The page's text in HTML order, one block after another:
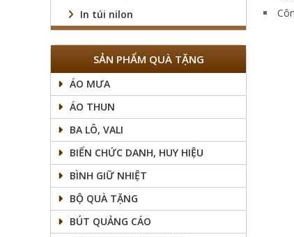
In túi nilon
SẢN PHẨM QUÀ TẶNG
ÁO MƯA
ÁO THUN
BA LÔ, VALI
BIỂN CHỨC DANH, HUY HIỆU
BÌNH GIỮ NHIỆT
BỘ QUÀ TẶNG
BÚT QUẢNG CÁO